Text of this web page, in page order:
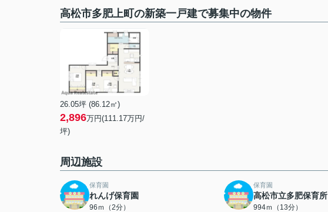
高松市多肥上町の新築一戸建で募集中の物件
26.05坪 (86.12㎡)
2,896万円(111.17万円/
坪)
周辺施設
保育園
れんげ保育園
96ｍ（2分）
保育園
高松市立多肥保育所
994ｍ（13分）